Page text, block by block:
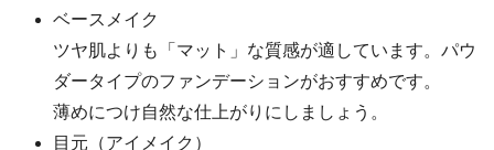
ベースメイク
ツヤ肌よりも「マット」な質感が適しています。パウ
ダータイプのファンデーションがおすすめです。
薄めにつけ自然な仕上がりにしましょう。
目元（アイメイク）